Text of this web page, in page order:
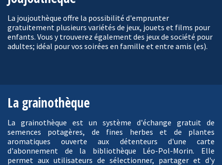
La joujouthèque offre la possibilité d'emprunter
gratuitement plusieurs variétés de jeux, jouets et films pour
enfants. Vous y trouverez également des jeux de société pour
adultes; idéal pour vos soirées en famille et entre amis (es).
La grainothèque
La grainothèque est un système d'échange gratuit de
semences potagères, de fines herbes et de plantes
aromatiques ouverte aux détenteurs d'une carte
d'abonnement de la bibliothèque Léo-Pol-Morin. Elle
permet aux utilisateurs de sélectionner, partager et d'y